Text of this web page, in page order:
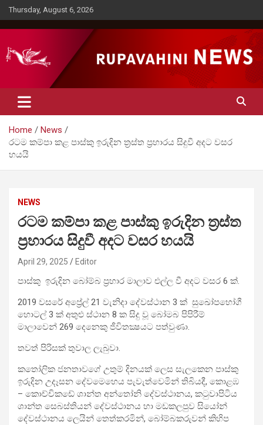
Skip
to
content
Thursday, August 6, 2026
Rupavahini News
Home
News
රටම කම්පා කළ පාස්කු ඉරුදින ත්‍රස්ත ප්‍රහාරය සිදුවී අදට වසර
හයයි
NEWS
රටම කම්පා කළ පාස්කු ඉරුදින ත්‍රස්ත
ප්‍රහාරය සිදුවී අදට වසර හයයි
April 29, 2025 Editor
පාස්කු ඉරුදින බෝම්බ ප්‍රහාර මාලාව එල්ල වී අදට වසර 6 ක්.
2019 වසරේ අප්‍රේල් 21 වැනිදා දේවස්ථාන 3 ක් සුඛෝප‍‍භෝගී
හොටල් 3 ක් අතුළු ස්ථාන 8 ක සිදු වූ බෝමබ පිපිරීම්
මාලාවෙන් ‍269 දෙනෙකු ජීවිතක්‍ෂයට පත්වුණා.
තවත් පිරිසක් තුවාල ලැබුවා.
කතෝලික ජනතාවගේ උතුම් දිනයක් ලෙස සැලකෙන පාස්කු
ඉරුදින උදෑසන‍‍ දේවමෙහෙය පැවැත්වෙමින් තිබියදී, කොළඹ
– කොච්චිකඩේ ශාන්ත අන්තෝනි දේවස්ථානය, කටුවාපිටිය
ශාන්ත සෙබස්තියන් දේවස්ථානය හා මඩකලපුව සියෝන්
දේවස්ථානය ලෙයින් තෙත්කරමින්, බෝම්බකරුවන් කිහිප